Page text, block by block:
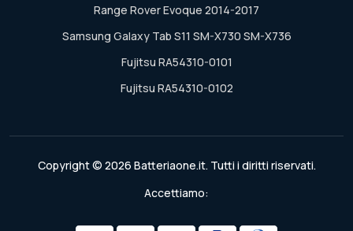
Range Rover Evoque 2014-2017
Samsung Galaxy Tab S11 SM-X730 SM-X736
Fujitsu RA54310-0101
Fujitsu RA54310-0102
Copyright © 2026 Batteriaone.it. Tutti i diritti riservati.
Accettiamo: